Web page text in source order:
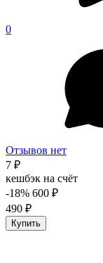
0
Отзывов нет
7 ₽
кешбэк на счёт
-18% 600 ₽
490 ₽
Купить